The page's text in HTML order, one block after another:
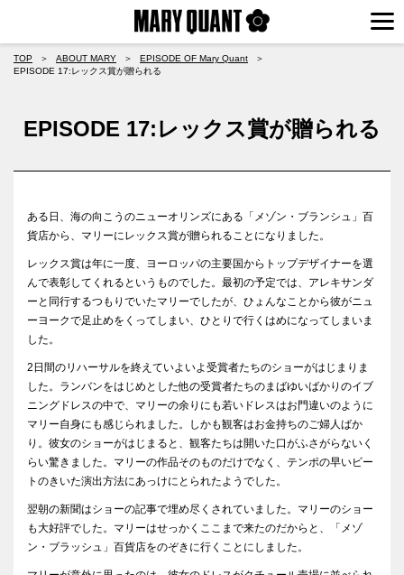
TOP ＞ ABOUT MARY ＞ EPISODE OF Mary Quant
＞
EPISODE 17:レックス賞が贈られる
EPISODE 17:レックス賞が贈られる
ある日、海の向こうのニューオリンズにある「メゾン・ブランシュ」百
貨店から、マリーにレックス賞が贈られることになりました。
レックス賞は年に一度、ヨーロッパの主要国からトップデザイナーを選
んで表彰してくれるというものでした。最初の予定では、アレキサンダ
ーと同行するつもりでいたマリーでしたが、ひょんなことから彼がニュ
ーヨークで足止めをくってしまい、ひとりで行くはめになってしまいま
した。
2日間のリハーサルを終えていよいよ受賞者たちのショーがはじまりま
した。ランバンをはじめとした他の受賞者たちのまばゆいばかりのイブ
ニングドレスの中で、マリーの余りにも若いドレスはお門違いのように
マリー自身にも感じられました。しかも観客はお金持ちのご婦人ばか
り。彼女のショーがはじまると、観客たちは開いた口がふさがらないく
らい驚きました。マリーの作品そのものだけでなく、テンポの早いビー
トのきいた演出方法にあっけにとられたようでした。
翌朝の新聞はショーの記事で埋め尽くされていました。マリーのショー
も大好評でした。マリーはせっかくここまで来たのだからと、「メゾ
ン・ブラッシュ」百貨店をのぞきに行くことにしました。